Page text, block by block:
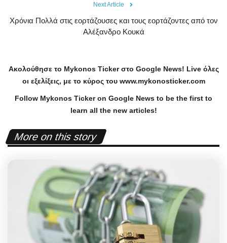
Next Article
Χρόνια Πολλά στις εορτάζουσες και τους εορτάζοντες από τον
Αλέξανδρο Κουκά
Ακολούθησε το Mykonos Tickerστο Google News! Liveόλες
οι εξελίξεις, με το κύρος του www.mykonosticker.com
Follow Mykonos Ticker on Google News to be the first to
learn all the new articles!
More on this story